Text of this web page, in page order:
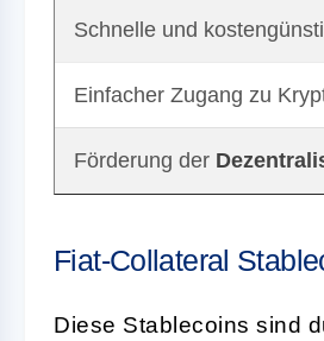
Schnelle und
Einfacher Zugang zu
Förderung der
Fiat-Collateral
Diese Stablecoins sind